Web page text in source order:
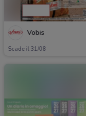
Vobis
Scade il 31/08